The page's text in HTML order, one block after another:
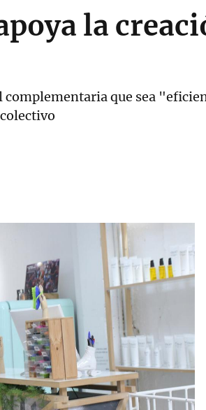
la
que sea